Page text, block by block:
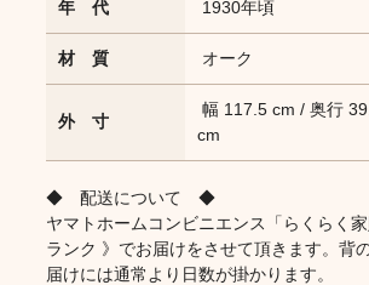
年 代 1930年頃
材 質 オーク
外 寸
幅 117.5 cm / 奥行
cm
◆ 配送について ◆
ヤマトホームコンビニエンス「らくらく
ランク 》でお届けをさせて頂きます。背
届けには通常より日数が掛かります。